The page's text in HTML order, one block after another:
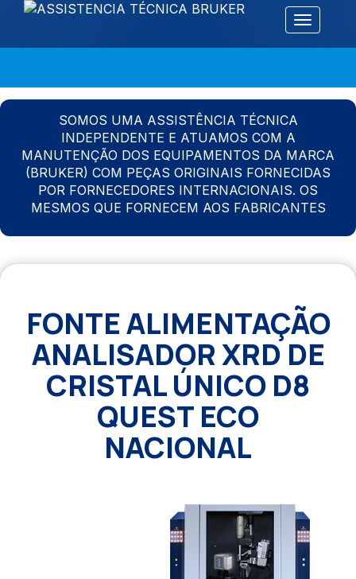
Alternar
SOMOS UMA ASSISTÊNCIA TÉCNICA
INDEPENDENTE E ATUAMOS COM A
MANUTENÇÃO DOS EQUIPAMENTOS DA MARCA
(BRUKER) COM PEÇAS ORIGINAIS FORNECIDAS
POR FORNECEDORES INTERNACIONAIS. OS
MESMOS QUE FORNECEM AOS FABRICANTES
FONTE ALIMENTAÇÃO
ANALISADOR XRD DE
CRISTAL ÚNICO D8
QUEST ECO
NACIONAL